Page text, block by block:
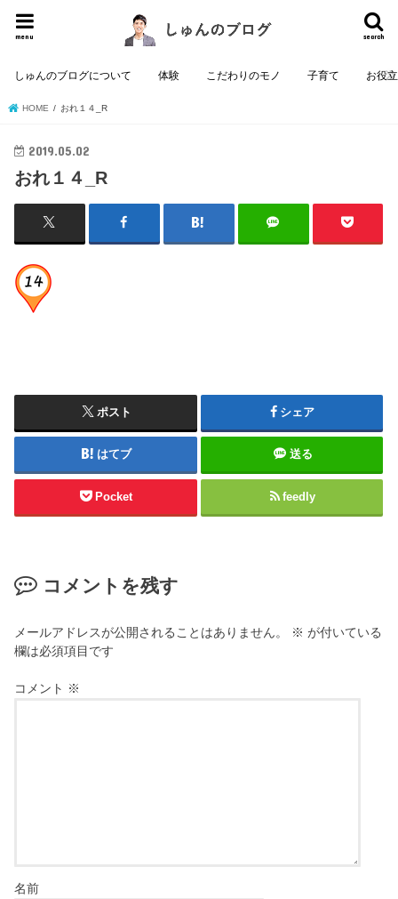
search
menu
しゅんのブログについて 体験 こだわりのモノ 子育て お役
HOME おれ１４_R
2019.05.02
おれ１４_R
ポスト シェア
はてブ 送る
Pocket feedly
コメントを残す
メールアドレスが公開されることはありません。 ※ が付いている
欄は必須項目です
コメント ※
名前